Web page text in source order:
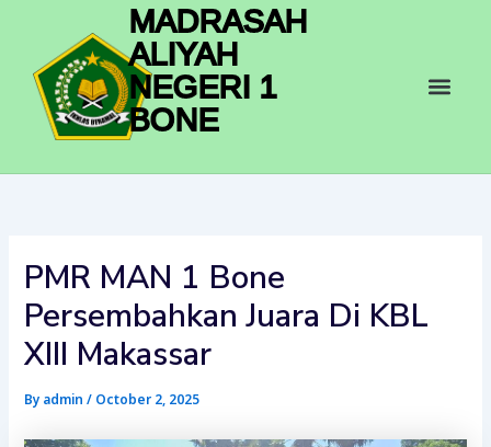
content
MADRASAH
ALIYAH
NEGERI 1
BONE
PMR MAN 1 Bone
Persembahkan Juara Di KBL
XIII Makassar
By admin / October 2, 2025